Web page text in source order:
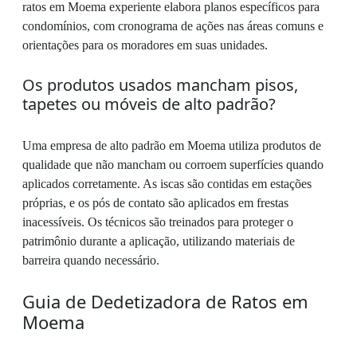
ratos em Moema experiente elabora planos específicos para
condomínios, com cronograma de ações nas áreas comuns e
orientações para os moradores em suas unidades.
Os produtos usados mancham pisos,
tapetes ou móveis de alto padrão?
Uma empresa de alto padrão em Moema utiliza produtos de
qualidade que não mancham ou corroem superfícies quando
aplicados corretamente. As iscas são contidas em estações
próprias, e os pós de contato são aplicados em frestas
inacessíveis. Os técnicos são treinados para proteger o
patrimônio durante a aplicação, utilizando materiais de
barreira quando necessário.
Guia de Dedetizadora de Ratos em
Moema